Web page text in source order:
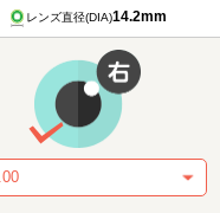
レンズ直径(DIA)14.2mm